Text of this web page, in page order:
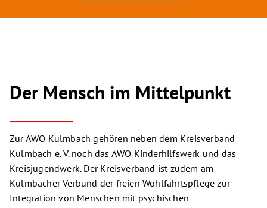
Der Mensch im Mittelpunkt
Zur AWO Kulmbach gehören neben dem Kreisverband
Kulmbach e. V. noch das AWO Kinderhilfswerk und das
Kreisjugendwerk. Der Kreisverband ist zudem am
Kulmbacher Verbund der freien Wohlfahrtspflege zur
Integration von Menschen mit psychischen